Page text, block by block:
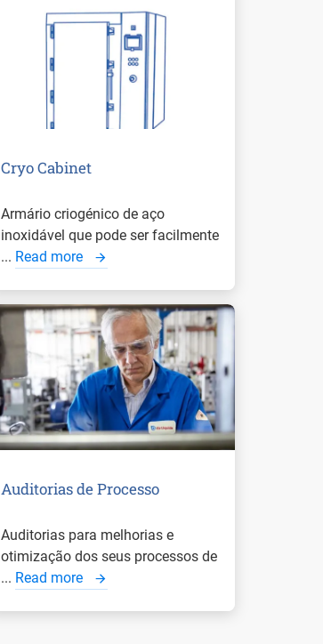
Cryo Cabinet
Armário criogénico de aço
inoxidável que pode ser facilmente
... Read more
Auditorias de Processo
Auditorias para melhorias e
otimização dos seus processos de
... Read more